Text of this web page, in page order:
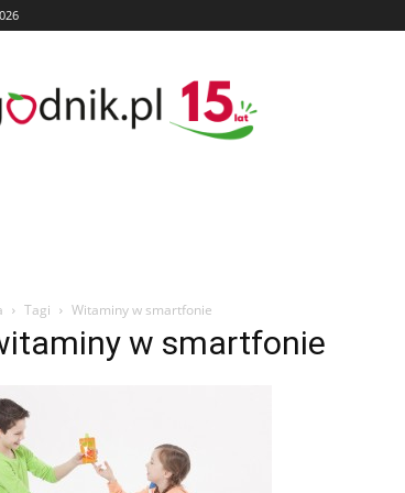
Tagi Witaminy w smartfonie
w smartfonie